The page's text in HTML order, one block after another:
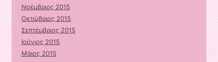
Νοέμβριος 2015
Οκτώβριος 2015
Σεπτέμβριος 2015
Ιούνιος 2015
Μάιος 2015